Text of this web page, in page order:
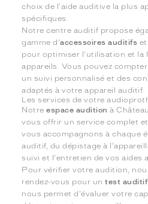
choix de l'aide auditive la plus
spécifiques.
Notre centre auditif propose
gamme d'accessoires auditifs
pour optimiser l'utilisation et la
appareils. Vous pouvez
un suivi personnalisé et des
adaptés à votre appareil auditif.
Les services de votre
Notreespace audition à
vous offrir un service complet
vous accompagnons à chaque
auditif, du dépistage à
suivi et l'entretien de vos aides
Pour vérifier votre audition,
rendez-vous pour untest
nous permet d'évaluer votre